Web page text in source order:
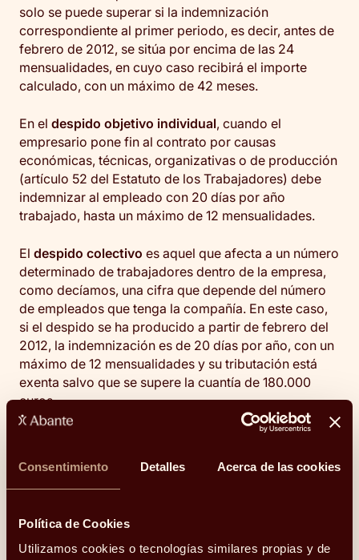
Consentimiento Detalles Acerca de las cookies
Política de Cookies
Utilizamos cookies o tecnologías similares propias y de
solo se puede superar si la indemnización
correspondiente al primer periodo, es decir, antes de
febrero de 2012, se sitúa por encima de las 24
mensualidades, en cuyo caso recibirá el importe
calculado, con un máximo de 42 meses.
En el despido objetivo individual, cuando el
empresario pone fin al contrato por causas
económicas, técnicas, organizativas o de producción
(artículo 52 del Estatuto de los Trabajadores) debe
indemnizar al empleado con 20 días por año
trabajado, hasta un máximo de 12 mensualidades.
El despido colectivo es aquel que afecta a un número
determinado de trabajadores dentro de la empresa,
como decíamos, una cifra que depende del número
de empleados que tenga la compañía. En este caso,
si el despido se ha producido a partir de febrero del
2012, la indemnización es de 20 días por año, con un
máximo de 12 mensualidades y su tributación está
exenta salvo que se supere la cuantía de 180.000
euros.
última reforma laboral
despidos de los trabajadores fijos discontinuos. A
partir de la reforma (30/03/2022) y en caso de
calcularse teniendo en cuenta su
empresa y no el tiempo de servicios prestados. De